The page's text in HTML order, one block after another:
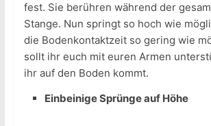
fest. Sie berühren während der
Stange. Nun springt so hoch wie
die Bodenkontaktzeit so gering wie
sollt ihr euch mit euren Armen
ihr auf den Boden kommt.
Einbeinige Sprünge auf Höhe